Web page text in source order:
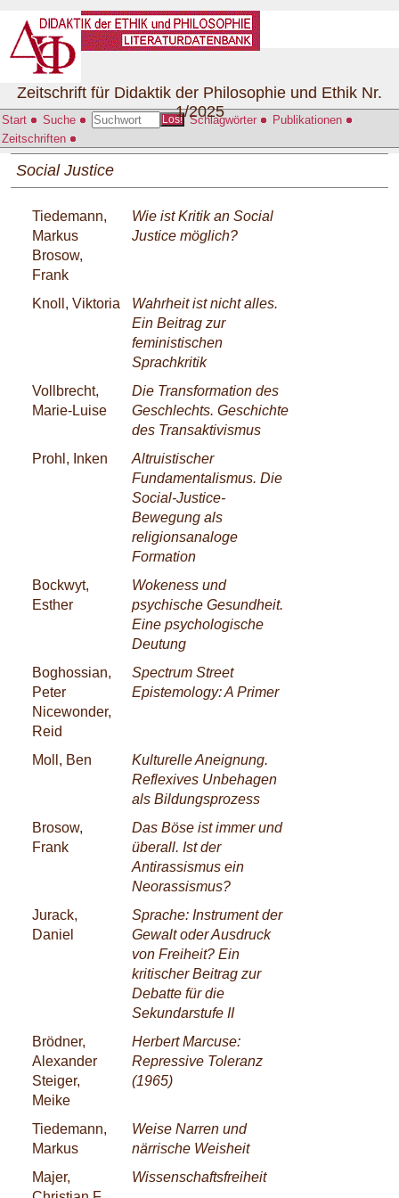
Start Suche Los! Schlagwörter
Publikationen
Zeitschriften
Zeitschrift für Didaktik der Philosophie und Ethik Nr.
1/2025
Social Justice
Tiedemann,
Markus
Brosow,
Frank
Wie ist Kritik an Social
Justice möglich?
Knoll, Viktoria
Wahrheit ist nicht alles.
Ein Beitrag zur
feministischen
Sprachkritik
Vollbrecht,
Marie-Luise
Die Transformation des
Geschlechts. Geschichte
des Transaktivismus
Prohl, Inken
Altruistischer
Fundamentalismus. Die
Social-Justice-
Bewegung als
religionsanaloge
Formation
Bockwyt,
Esther
Wokeness und
psychische Gesundheit.
Eine psychologische
Deutung
Boghossian,
Peter
Nicewonder,
Reid
Spectrum Street
Epistemology: A Primer
Moll, Ben
Kulturelle Aneignung.
Reflexives Unbehagen
als Bildungsprozess
Brosow,
Frank
Das Böse ist immer und
überall. Ist der
Antirassismus ein
Neorassismus?
Jurack,
Daniel
Sprache: Instrument der
Gewalt oder Ausdruck
von Freiheit? Ein
kritischer Beitrag zur
Debatte für die
Sekundarstufe II
Brödner,
Alexander
Steiger,
Meike
Herbert Marcuse:
Repressive Toleranz
(1965)
Tiedemann,
Markus
Weise Narren und
närrische Weisheit
Majer,
Wissenschaftsfreiheit